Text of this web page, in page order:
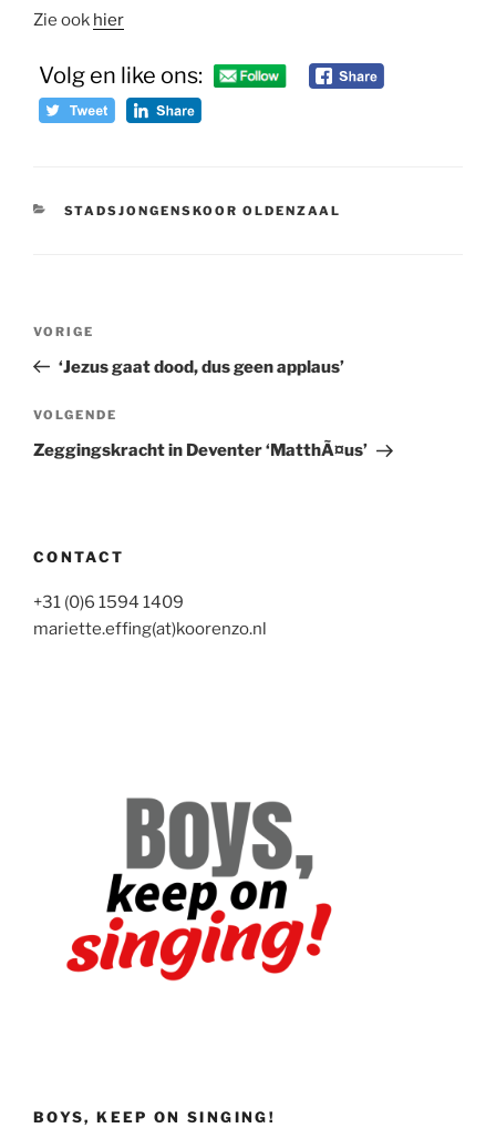
Zie ook hier
Volg en like ons:
CATEGORIEËN
STADSJONGENSKOOR OLDENZAAL
Vorig
bericht
VORIGE
‘Jezus gaat dood, dus geen applaus’
Volgend
bericht
VOLGENDE
Zeggingskracht in Deventer ‘MatthÃ¤us’
CONTACT
+31 (0)6 1594 1409
mariette.effing(at)koorenzo.nl
BOYS, KEEP ON SINGING!